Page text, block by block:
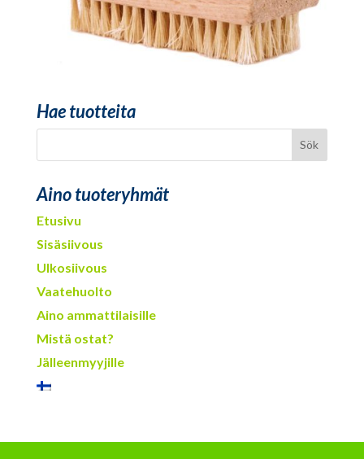
Hae tuotteita
Aino tuoteryhmät
Etusivu
Sisäsiivous
Ulkosiivous
Vaatehuolto
Aino ammattilaisille
Mistä ostat?
Jälleenmyyjille